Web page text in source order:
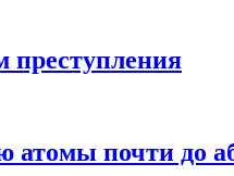
преступления
почти до